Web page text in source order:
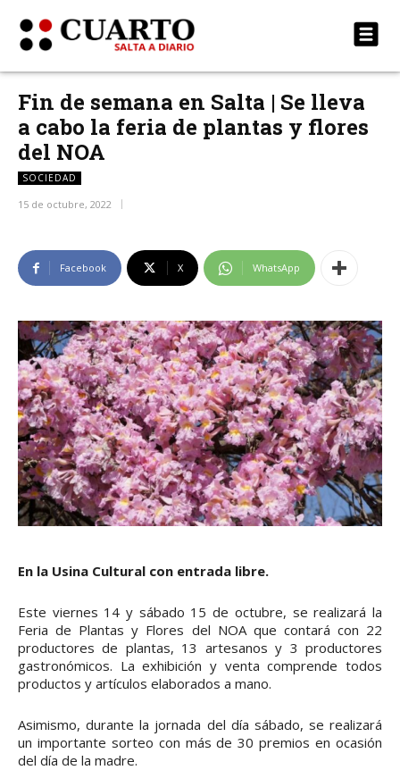
Fin de semana en Salta | Se lleva
a cabo la feria de plantas y flores
del NOA
SOCIEDAD
15 de octubre, 2022
Facebook X WhatsApp
En la Usina Cultural con entrada libre.
Este viernes 14 y sábado 15 de octubre, se realizará la
Feria de Plantas y Flores del NOA que contará con 22
productores de plantas, 13 artesanos y 3 productores
gastronómicos. La exhibición y venta comprende todos
productos y artículos elaborados a mano.
Asimismo, durante la jornada del día sábado, se realizará
un importante sorteo con más de 30 premios en ocasión
del día de la madre.